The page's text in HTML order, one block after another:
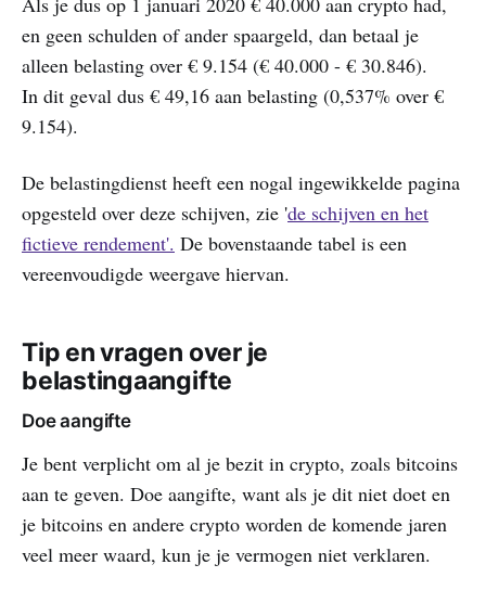
en geen schulden of ander spaargeld, dan betaal je
alleen belasting over € 9.154 (€ 40.000 - € 30.846).
In dit geval dus € 49,16 aan belasting (0,537% over €
9.154).
De belastingdienst heeft een nogal ingewikkelde pagina
opgesteld over deze schijven, zie 'de schijven en het
fictieve rendement'. De bovenstaande tabel is een
vereenvoudigde weergave hiervan.
Tip en vragen over je
belastingaangifte
Doe aangifte
Je bent verplicht om al je bezit in crypto, zoals bitcoins
aan te geven. Doe aangifte, want als je dit niet doet en
je bitcoins en andere crypto worden de komende jaren
veel meer waard, kun je je vermogen niet verklaren.